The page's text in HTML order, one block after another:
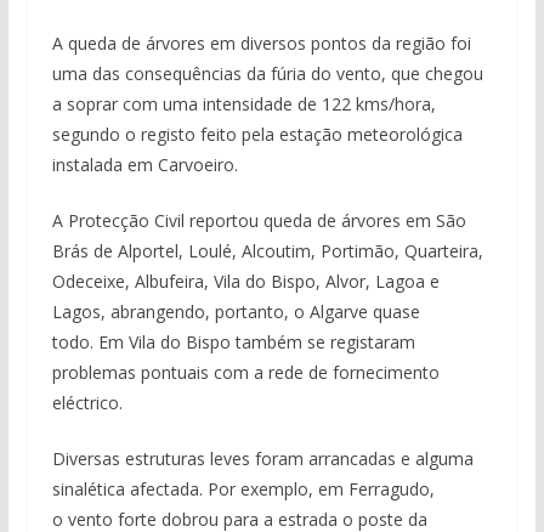
A queda de árvores em diversos pontos da região foi
uma das consequências da fúria do vento, que chegou
a soprar com uma intensidade de 122 kms/hora,
segundo o registo feito pela estação meteorológica
instalada em Carvoeiro.
A Protecção Civil reportou queda de árvores em São
Brás de Alportel, Loulé, Alcoutim, Portimão, Quarteira,
Odeceixe, Albufeira, Vila do Bispo, Alvor, Lagoa e
Lagos, abrangendo, portanto, o Algarve quase
todo. Em Vila do Bispo também se registaram
problemas pontuais com a rede de fornecimento
eléctrico.
Diversas estruturas leves foram arrancadas e alguma
sinalética afectada. Por exemplo, em Ferragudo,
o vento forte dobrou para a estrada o poste da